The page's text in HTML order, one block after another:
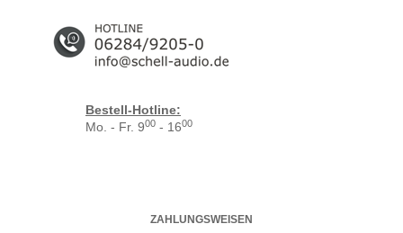
Bestell-Hotline:
Mo. - Fr. 900 - 1600
ZAHLUNGSWEISEN